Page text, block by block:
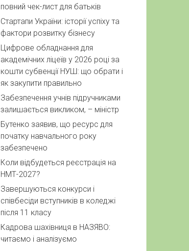
повний чек-лист для батьків
Стартапи України: історії успіху та
фактори розвитку бізнесу
Цифрове обладнання для
академічних ліцеїв у 2026 році за
кошти субвенції НУШ: що обрати і
як закупити правильно
Забезпечення учнів підручниками
залишається викликом, – міністр
Бутенко заявив, що ресурс для
початку навчального року
забезпечено
Коли відбудеться реєстрація на
НМТ-2027?
Завершуються конкурси і
співбесіди вступників в коледжі
після 11 класу
Кадрова шахівниця в НАЗЯВО:
читаємо і аналізуємо